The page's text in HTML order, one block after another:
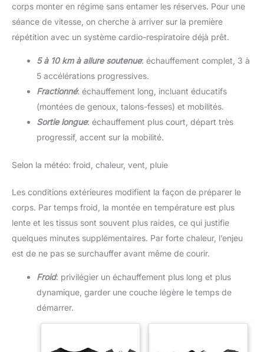
corps monter en régime sans entamer les réserves. Pour une
séance de vitesse, on cherche à arriver sur la première
répétition avec un système cardio-respiratoire déjà prêt.
5 à 10 km à allure soutenue: échauffement complet, 3 à
5 accélérations progressives.
Fractionné: échauffement long, incluant éducatifs
(montées de genoux, talons-fesses) et mobilités.
Sortie longue: échauffement plus court, départ très
progressif, accent sur la mobilité.
Selon la météo: froid, chaleur, vent, pluie
Les conditions extérieures modifient la façon de préparer le
corps. Par temps froid, la montée en température est plus
lente et les tissus sont souvent plus raides, ce qui justifie
quelques minutes supplémentaires. Par forte chaleur, l’enjeu
est de ne pas se surchauffer avant même de courir.
Froid: privilégier un échauffement plus long et plus
dynamique, garder une couche légère le temps de
démarrer.